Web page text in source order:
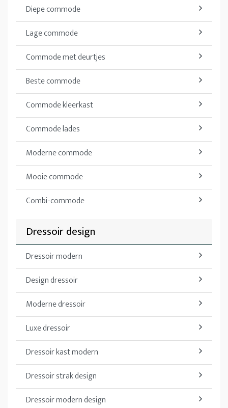
Diepe commode
Lage commode
Commode met deurtjes
Beste commode
Commode kleerkast
Commode lades
Moderne commode
Mooie commode
Combi-commode
Dressoir design
Dressoir modern
Design dressoir
Moderne dressoir
Luxe dressoir
Dressoir kast modern
Dressoir strak design
Dressoir modern design